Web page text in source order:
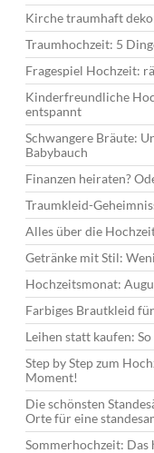
Kirche traumhaft
Traumhochzeit: 5
Fragespiel Hochzeit:
Kinderfreundliche
entspannt
Schwangere Bräute:
Babybauch
Finanzen heiraten?
Traumkleid-
Alles über die
Getränke mit Stil:
Hochzeitsmonat:
Farbiges Brautkleid
Leihen statt kaufen:
Step by Step zum
Moment!
Die schönsten
Orte für eine
Sommerhochzeit: